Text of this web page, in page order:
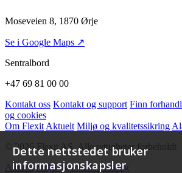
Moseveien 8, 1870 Ørje
Se i Google Maps ↗
Sentralbord
+47 69 81 00 00
Kontakt oss Kontakt og support Finn
og cookies
Om Flexit Aktuelt Miljø og kvalitetssikring
© 2026 Flexit AS. Alle rettigheter forbeholdt
Aktuelt Miljø og kvalitetssikring
Dette nettstedet bruker
informasjonskapsler